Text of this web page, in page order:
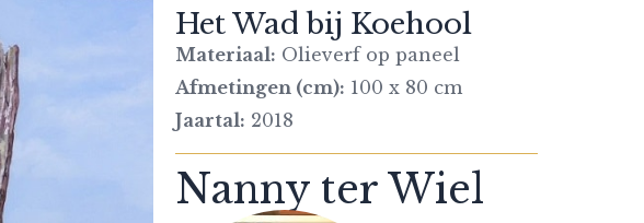
Het Wad bij Koehool
Materiaal: Olieverf op paneel
Afmetingen (cm): 100 x 80 cm
Jaartal: 2018
Nanny ter Wiel